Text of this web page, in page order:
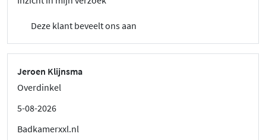
Deze klant beveelt ons aan
Jeroen Klijnsma
Overdinkel
5-08-2026
Badkamerxxl.nl